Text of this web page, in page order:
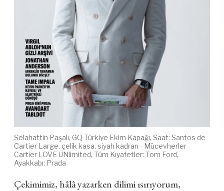
Selahattin Paşalı, GQ Türkiye Ekim Kapağı, Saat: Santos de
Cartier Large, çelik kasa, siyah kadran - Mücevherler
Cartier LOVE UNlimited, Tüm Kıyafetler: Tom Ford,
Ayakkabı: Prada
Çekimimiz, hâlâ yazarken dilimi ısırıyorum,